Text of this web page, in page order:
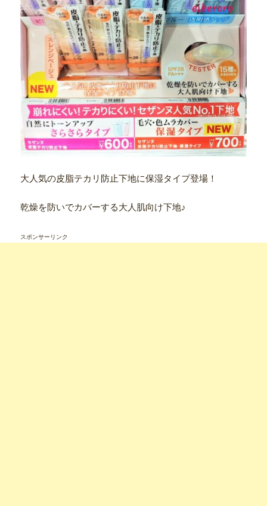
大人気の皮脂テカリ防止下地に保湿タイプ登場！
乾燥を防いでカバーする大人肌向け下地♪
スポンサーリンク